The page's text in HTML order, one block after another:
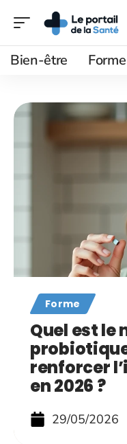
Bien-être Forme
Forme
Quel est le
renforcer
en 2026 ?
29/05/2026